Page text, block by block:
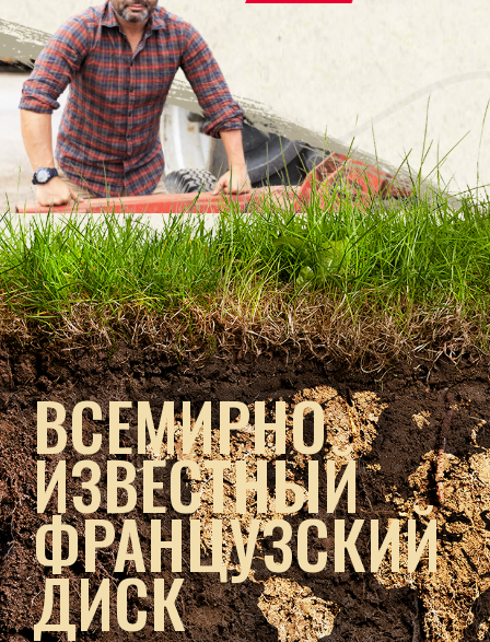
ВСЕМИРНО
ИЗВЕСТНЫЙ
ФРАНЦУЗСКИЙ
ДИСК